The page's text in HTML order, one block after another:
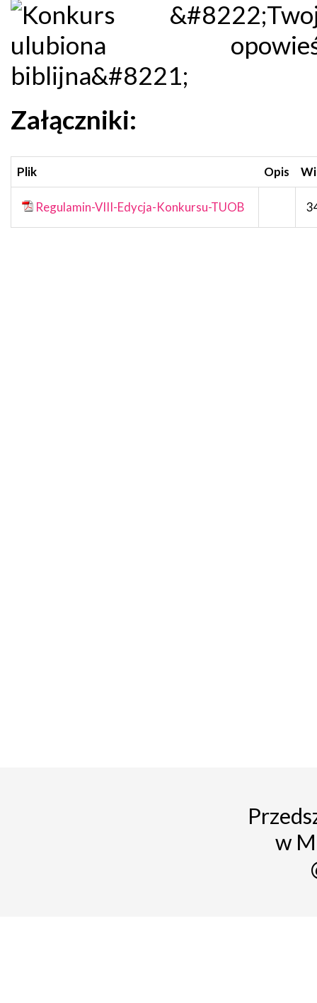
Załączniki:
Plik Opis
Regulamin-VIII-Edycja-Konkursu-TUOB
w